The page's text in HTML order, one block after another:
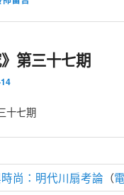
》第三十七期
十七期
尚：明代川扇考論 （